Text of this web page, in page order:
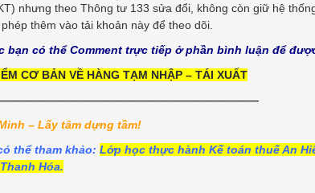
nhưng theo Thông tư 133 sửa đổi, không còn giữ hệ
thêm vào tải khoản này để theo dõi.
bạn có thể Comment trực tiếp ở phần bình luận để
CƠ BẢN VỀ HÀNG TẠM NHẬP – TÁI XUẤT
– Lấy tâm dựng tầm!
thể tham khảo:Lớp học thực hành Kế toán thuế An
Hóa.